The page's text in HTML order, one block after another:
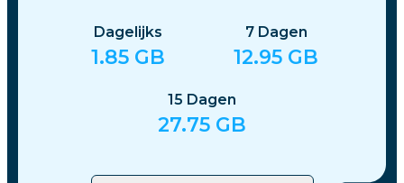
Dagelijks
1.85 GB
7 Dagen
12.95 GB
15 Dagen
27.75 GB